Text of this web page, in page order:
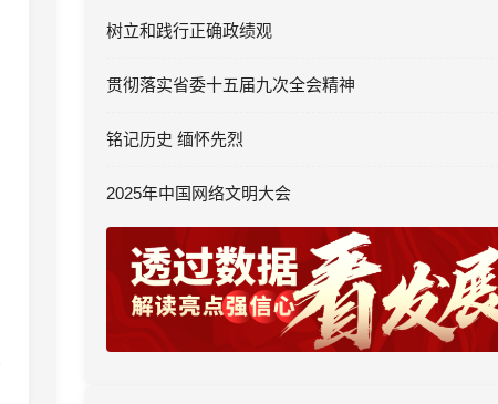
树立和践行正确政绩观
贯彻落实省委十五届九次全会精神
铭记历史 缅怀先烈
2025年中国网络文明大会